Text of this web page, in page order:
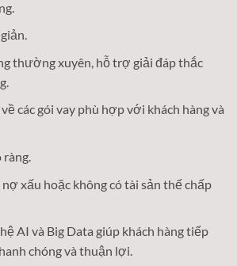
thường xuyên, hỗ trợ giải đáp thắc
các gói vay phù hợp với khách hàng và
ràng.
nợ xấu hoặc không có tài sản thế chấp
AI và Big Data giúp khách hàng tiếp
chóng và thuận lợi.